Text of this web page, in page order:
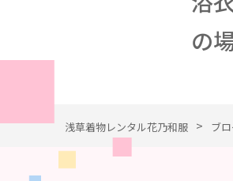
の
浅草着物レンタル花乃和服 > ブ